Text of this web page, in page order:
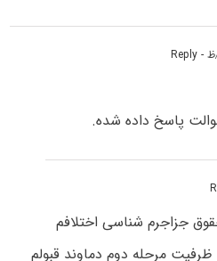
- Reply
پاسخ داده شده.
جزاجرم شناسی اختلافم
توتکمیل ظرفیت مرحله دوم دماوند قبولم